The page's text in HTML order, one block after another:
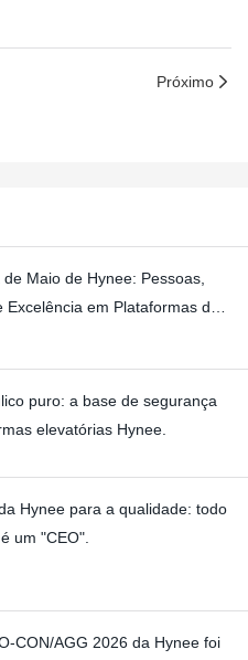
Próximo
Maio de Hynee: Pessoas,
Excelência em Plataformas de
puro: a base de segurança
elevatórias Hynee.
Hynee para a qualidade: todo
um "CEO".
CON/AGG 2026 da Hynee foi